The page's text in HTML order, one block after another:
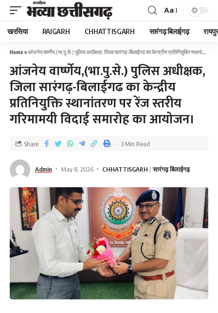
Aa
खरसिया RAIGARH CHHATTISGARH सारंगढ़ बिलाईगढ़
Home »आंजनेय वार्ष्णेय,(भा.पु.से.) पुलिस अधीक्षक, जिला सारंगढ़-बिलाईगढ का केन्द्रीय प्रतिनियुक्ति स्थानांतरण पर रेंज स्तरीय गरिमामयी विदाई समारोह का आयोजन।
आंजनेय वार्ष्णेय,(भा.पु.से.) पुलिस अधीक्षक,
जिला सारंगढ़-बिलाईगढ का केन्द्रीय
प्रतिनियुक्ति स्थानांतरण पर रेंज स्तरीय
गरिमामयी विदाई समारोह का आयोजन।
Admin May 8, 2026 CHHATTISGARH सारंगढ़ बिलाईगढ़
Share 3 Min Read